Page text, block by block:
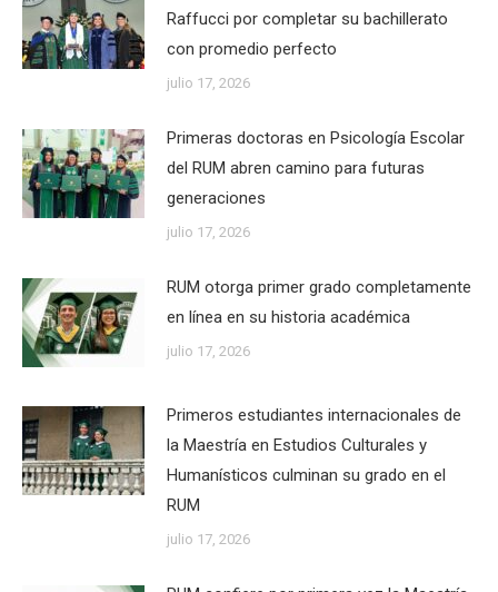
Raffucci por completar su bachillerato
con promedio perfecto
julio 17, 2026
Primeras doctoras en Psicología Escolar
del RUM abren camino para futuras
generaciones
julio 17, 2026
RUM otorga primer grado completamente
en línea en su historia académica
julio 17, 2026
Primeros estudiantes internacionales de
la Maestría en Estudios Culturales y
Humanísticos culminan su grado en el
RUM
julio 17, 2026